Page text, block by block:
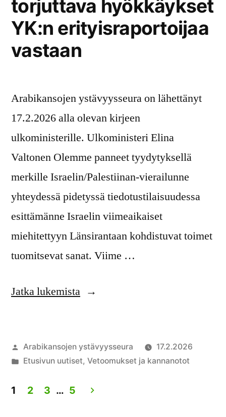
torjuttava hyökkäykset
YK:n erityisraportoijaa
vastaan
Arabikansojen ystävyysseura on lähettänyt
17.2.2026 alla olevan kirjeen
ulkoministerille. Ulkoministeri Elina
Valtonen Olemme panneet tyydytyksellä
merkille Israelin/Palestiinan-vierailunne
yhteydessä pidetyssä tiedotustilaisuudessa
esittämänne Israelin viimeaikaiset
miehitettyyn Länsirantaan kohdistuvat toimet
tuomitsevat sanat. Viime …
Jatka lukemista”Suomen
anneksaation
estämiseksi
Artikkelin
julkaisija
Arabikansojen ystävyysseura
17.2.2026
Julkaistu
Etusivun uutiset, Vetoomukset ja kannanotot
1 2 3 … 5